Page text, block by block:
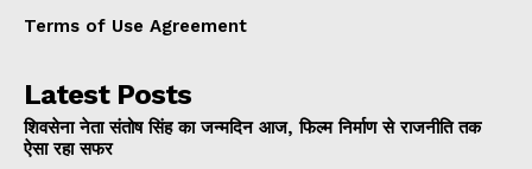
Terms of Use Agreement
Latest Posts
शिवसेना नेता संतोष सिंह का जन्मदिन आज, फिल्म निर्माण से राजनीति तक
ऐसा रहा सफर